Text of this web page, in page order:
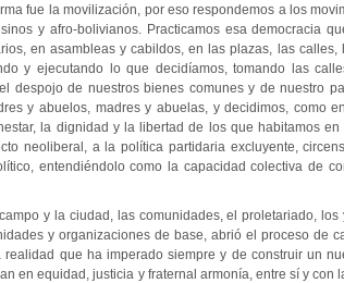
fue la movilización, por eso respondemos a los
y afro-bolivianos. Practicamos esa democracia
en asambleas y cabildos, en las plazas, las calles,
y ejecutando lo que decidíamos, tomando las
despojo de nuestros bienes comunes y de nuestro
y abuelos, madres y abuelas, y decidimos, como
la dignidad y la libertad de los que habitamos en
neoliberal, a la política partidaria excluyente,
entendiéndolo como la capacidad colectiva de
y la ciudad, las comunidades, el proletariado, los
y organizaciones de base, abrió el proceso de
que ha imperado siempre y de construir un
en equidad, justicia y fraternal armonía, entre sí y con